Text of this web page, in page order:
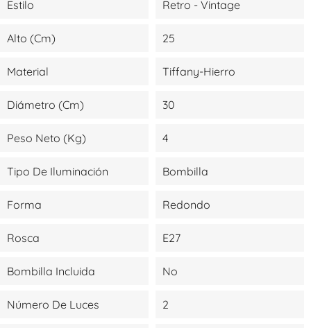
Estilo Retro - Vintage
Alto (cm) 25
Material Tiffany-Hierro
Diámetro (cm) 30
Peso Neto (kg) 4
Tipo De Iluminación Bombilla
Forma Redondo
Rosca E27
Bombilla Incluida No
Número De Luces 2